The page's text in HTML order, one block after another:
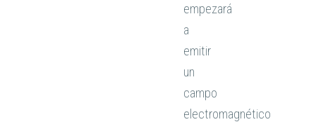
empezará
a
emitir
un
campo
electromagnético